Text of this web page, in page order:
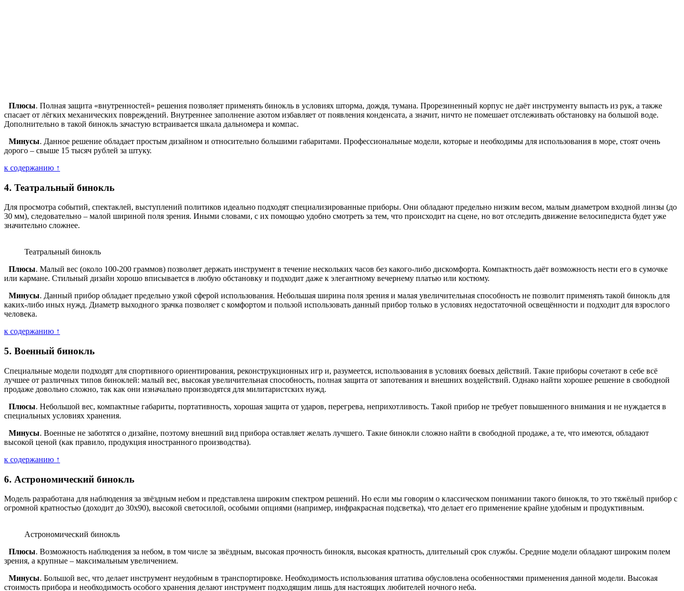
Плюсы. Полная защита «внутренностей» решения позволяет применять бинокль в условиях шторма, дождя, тумана. Прорезиненный корпус не даёт инструменту выпасть из рук, а также
спасает от лёгких механических повреждений. Внутреннее заполнение азотом избавляет от появления конденсата, а значит, ничто не помешает отслеживать обстановку на большой воде.
Дополнительно в такой бинокль зачастую встраивается шкала дальномера и компас.
Минусы. Данное решение обладает простым дизайном и относительно большими габаритами. Профессиональные модели, которые и необходимы для использования в море, стоят очень
дорого – свыше 15 тысяч рублей за штуку.
к содержанию ↑
4. Театральный бинокль
Для просмотра событий, спектаклей, выступлений политиков идеально подходят специализированные приборы. Они обладают предельно низким весом, малым диаметром входной линзы (до
30 мм), следовательно – малой шириной поля зрения. Иными словами, с их помощью удобно смотреть за тем, что происходит на сцене, но вот отследить движение велосипедиста будет уже
значительно сложнее.
Театральный бинокль
Плюсы. Малый вес (около 100-200 граммов) позволяет держать инструмент в течение нескольких часов без какого-либо дискомфорта. Компактность даёт возможность нести его в сумочке
или кармане. Стильный дизайн хорошо вписывается в любую обстановку и подходит даже к элегантному вечернему платью или костюму.
Минусы. Данный прибор обладает предельно узкой сферой использования. Небольшая ширина поля зрения и малая увеличительная способность не позволит применять такой бинокль для
каких-либо иных нужд. Диаметр выходного зрачка позволяет с комфортом и пользой использовать данный прибор только в условиях недостаточной освещённости и подходит для взрослого
человека.
к содержанию ↑
5. Военный бинокль
Специальные модели подходят для спортивного ориентирования, реконструкционных игр и, разумеется, использования в условиях боевых действий. Такие приборы сочетают в себе всё
лучшее от различных типов биноклей: малый вес, высокая увеличительная способность, полная защита от запотевания и внешних воздействий. Однако найти хорошее решение в свободной
продаже довольно сложно, так как они изначально производятся для милитаристских нужд.
Плюсы. Небольшой вес, компактные габариты, портативность, хорошая защита от ударов, перегрева, неприхотливость. Такой прибор не требует повышенного внимания и не нуждается в
специальных условиях хранения.
Минусы. Военные не заботятся о дизайне, поэтому внешний вид прибора оставляет желать лучшего. Такие бинокли сложно найти в свободной продаже, а те, что имеются, обладают
высокой ценой (как правило, продукция иностранного производства).
к содержанию ↑
6. Астрономический бинокль
Модель разработана для наблюдения за звёздным небом и представлена широким спектром решений. Но если мы говорим о классическом понимании такого бинокля, то это тяжёлый прибор с
огромной кратностью (доходит до 30х90), высокой светосилой, особыми опциями (например, инфракрасная подсветка), что делает его применение крайне удобным и продуктивным.
Астрономический бинокль
Плюсы. Возможность наблюдения за небом, в том числе за звёздным, высокая прочность бинокля, высокая кратность, длительный срок службы. Средние модели обладают широким полем
зрения, а крупные – максимальным увеличением.
Минусы. Большой вес, что делает инструмент неудобным в транспортировке. Необходимость использования штатива обусловлена особенностями применения данной модели. Высокая
стоимость прибора и необходимость особого хранения делают инструмент подходящим лишь для настоящих любителей ночного неба.